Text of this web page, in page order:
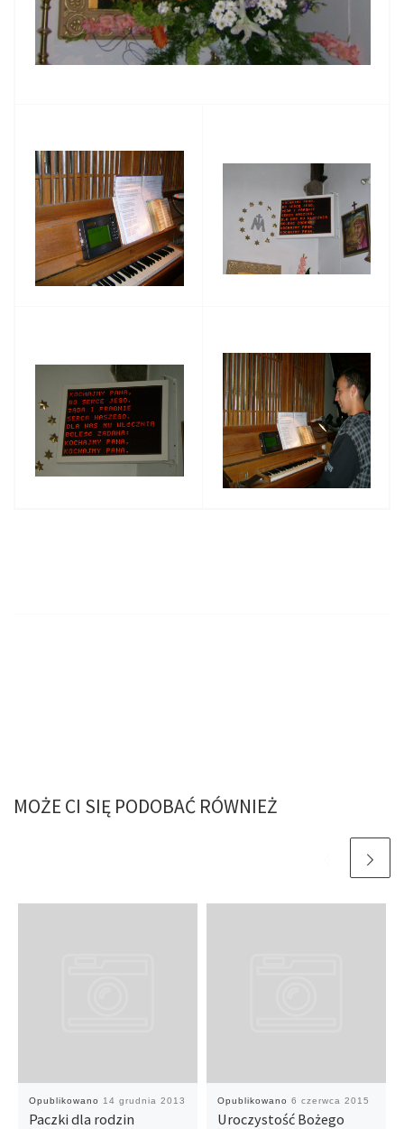
MOŻE CI SIĘ PODOBAĆ RÓWNIEŻ
Opublikowano 14 grudnia 2013
Paczki dla rodzin
Opublikowano 6 czerwca 2015
Uroczystość Bożego